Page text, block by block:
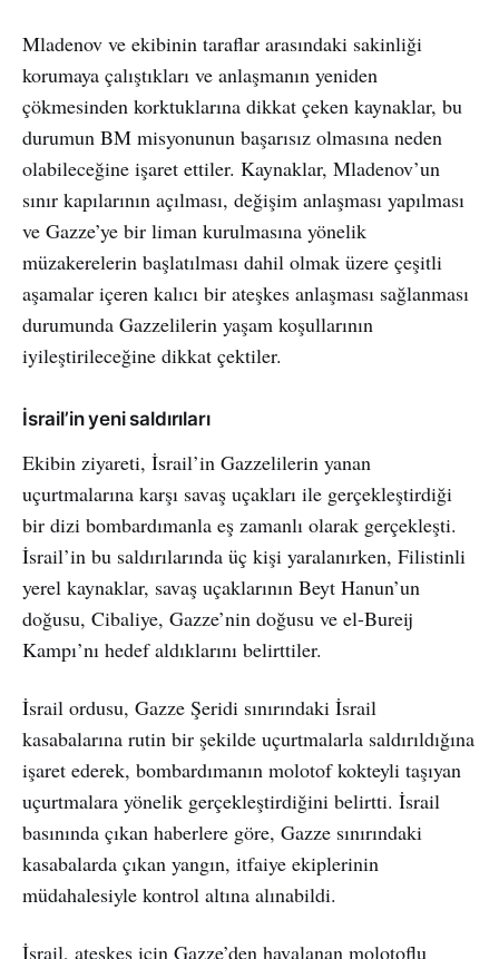
Mladenov ve ekibinin taraflar arasındaki sakinliği
korumaya çalıştıkları ve anlaşmanın yeniden
çökmesinden korktuklarına dikkat çeken kaynaklar, bu
durumun BM misyonunun başarısız olmasına neden
olabileceğine işaret ettiler. Kaynaklar, Mladenov’un
sınır kapılarının açılması, değişim anlaşması yapılması
ve Gazze’ye bir liman kurulmasına yönelik
müzakerelerin başlatılması dahil olmak üzere çeşitli
aşamalar içeren kalıcı bir ateşkes anlaşması sağlanması
durumunda Gazzelilerin yaşam koşullarının
iyileştirileceğine dikkat çektiler.
İsrail’in yeni saldırıları
Ekibin ziyareti, İsrail’in Gazzelilerin yanan
uçurtmalarına karşı savaş uçakları ile gerçekleştirdiği
bir dizi bombardımanla eş zamanlı olarak gerçekleşti.
İsrail’in bu saldırılarında üç kişi yaralanırken, Filistinli
yerel kaynaklar, savaş uçaklarının Beyt Hanun’un
doğusu, Cibaliye, Gazze’nin doğusu ve el-Bureij
Kampı’nı hedef aldıklarını belirttiler.
İsrail ordusu, Gazze Şeridi sınırındaki İsrail
kasabalarına rutin bir şekilde uçurtmalarla saldırıldığına
işaret ederek, bombardımanın molotof kokteyli taşıyan
uçurtmalara yönelik gerçekleştirdiğini belirtti. İsrail
basınında çıkan haberlere göre, Gazze sınırındaki
kasabalarda çıkan yangın, itfaiye ekiplerinin
müdahalesiyle kontrol altına alınabildi.
İsrail, ateşkes için Gazze’den havalanan molotoflu